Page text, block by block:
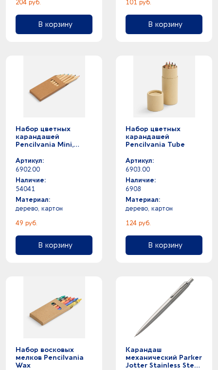
204 руб.
В корзину
101 руб.
В корзину
Набор цветных
карандашей
Pencilvania Mini,
Артикул:
6902.00
Наличие:
54041
Материал:
дерево, картон
49 руб.
В корзину
Набор цветных
карандашей
Pencilvania Tube
Артикул:
6903.00
Наличие:
6908
Материал:
дерево, картон
124 руб.
В корзину
Набор восковых
мелков Pencilvania
Wax
Карандаш
механический Parker
Jotter Stainless Steel